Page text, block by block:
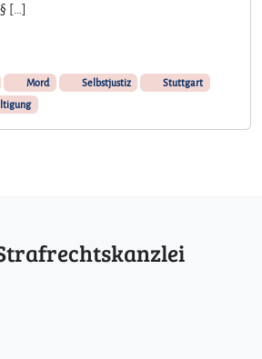
[…]
Mord Selbstjustiz
Stuttgart